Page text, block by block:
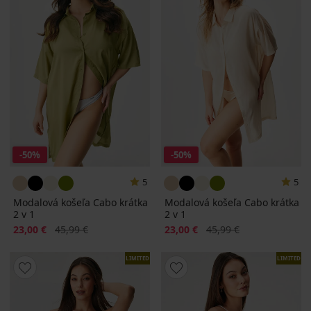
-50%
5
Modalová košeľa Cabo krátka
2 v 1
Zľava
23,00 € Pôvodná cena
45,99 €
-50%
5
Modalová košeľa Cabo krátka
2 v 1
Zľava
23,00 € Pôvodná cena
45,99 €
LIMITED LIMITED